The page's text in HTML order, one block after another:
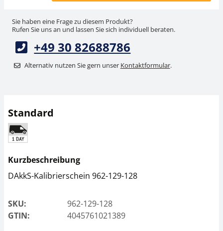
Sie haben eine Frage zu diesem Produkt?
Rufen Sie uns an und lassen Sie sich individuell beraten.
+49 30 82688786
Alternativ nutzen Sie gern unser Kontaktformular.
Standard
Kurzbeschreibung
DAkkS-Kalibrierschein 962-129-128
SKU:
962-129-128
GTIN:
4045761021389